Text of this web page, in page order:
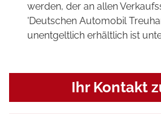
werden, der an allen
'Deutschen Automobil
unentgeltlich erhältlich ist
Ihr Kontakt